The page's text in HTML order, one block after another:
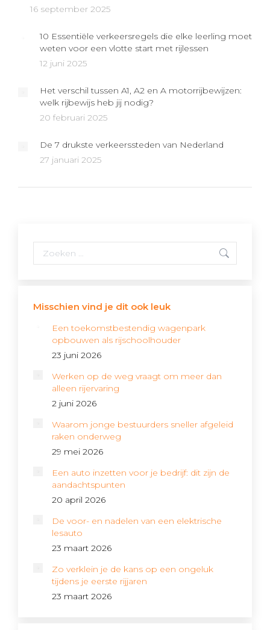
16 september 2025
10 Essentiële verkeersregels die elke leerling moet
weten voor een vlotte start met rijlessen
12 juni 2025
Het verschil tussen A1, A2 en A motorrijbewijzen:
welk rijbewijs heb jij nodig?
20 februari 2025
De 7 drukste verkeerssteden van Nederland
27 januari 2025
Misschien vind je dit ook leuk
Een toekomstbestendig wagenpark
opbouwen als rijschoolhouder
23 juni 2026
Werken op de weg vraagt om meer dan
alleen rijervaring
2 juni 2026
Waarom jonge bestuurders sneller afgeleid
raken onderweg
29 mei 2026
Een auto inzetten voor je bedrijf: dit zijn de
aandachtspunten
20 april 2026
De voor- en nadelen van een elektrische
lesauto
23 maart 2026
Zo verklein je de kans op een ongeluk
tijdens je eerste rijjaren
23 maart 2026